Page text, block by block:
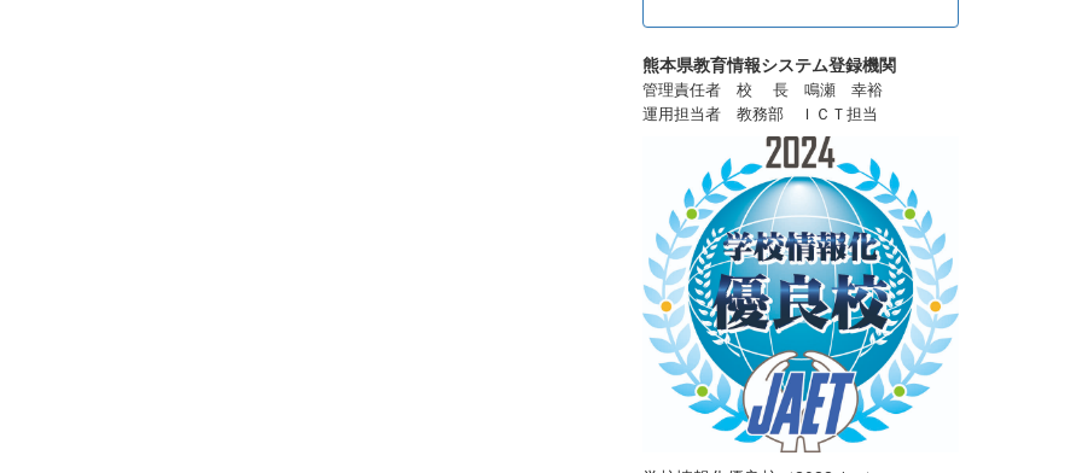
熊本県教育情報システム登録機関
管理責任者 校 長 鳴瀬 幸裕
運用担当者 教務部 ＩＣＴ担当